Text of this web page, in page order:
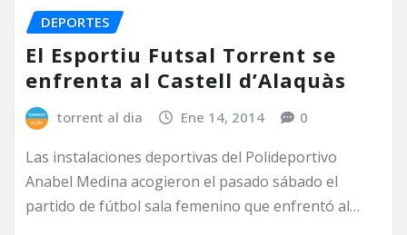
DEPORTES
El Esportiu Futsal Torrent se
enfrenta al Castell d’Alaquàs
torrent al dia Ene 14, 2014 0
Las instalaciones deportivas del Polideportivo
Anabel Medina acogieron el pasado sábado el
partido de fútbol sala femenino que enfrentó al…